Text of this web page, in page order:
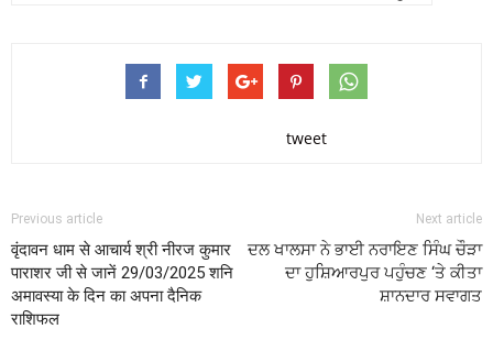
tweet
Previous article
वृंदावन धाम से आचार्य श्री नीरज कुमार
पाराशर जी से जानें 29/03/2025 शनि
अमावस्या के दिन का अपना दैनिक
राशिफल
Next article
ਦਲ ਖਾਲਸਾ ਨੇ ਭਾਈ ਨਰਾਇਣ ਸਿੰਘ ਚੌੜਾ
ਦਾ ਹੁਸ਼ਿਆਰਪੁਰ ਪਹੁੰਚਣ ‘ਤੇ ਕੀਤਾ
ਸ਼ਾਨਦਾਰ ਸਵਾਗਤ